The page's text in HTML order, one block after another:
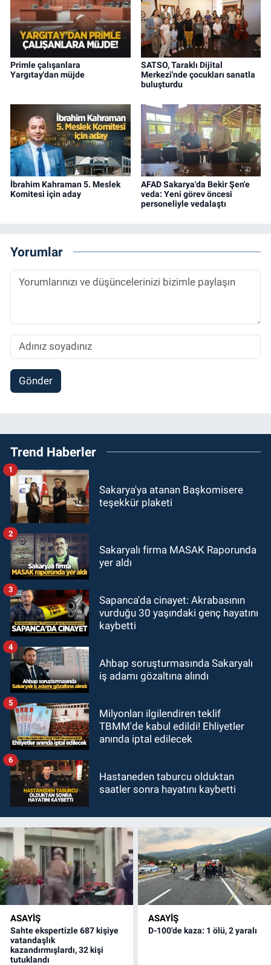
Primle çalışanlara
Yargıtay'dan müjde
SATSO, Taraklı Dijital
Merkezi'nde çocukları sanatla
buluşturdu
İbrahim Kahraman 5. Meslek
Komitesi için aday
AFAD Sakarya'da Bekir Şen'e
veda: Yeni görev öncesi
personeliyle vedalaştı
Yorumlar
Gönder
Trend Haberler
Sakarya'ya atanan Başkomisere
teşekkür plaketi
1
Sakaryalı firma MASAK Raporunda
yer aldı
2
Sapanca'da cinayet: Akrabasının
vurduğu 30 yaşındaki genç hayatını
kaybetti
3
Ahbap soruşturmasında Sakaryalı
iş adamı gözaltına alındı
4
Milyonları ilgilendiren teklif
TBMM'de kabul edildi! Ehliyetler
anında iptal edilecek
5
Hastaneden taburcu olduktan
saatler sonra hayatını kaybetti
6
ASAYİŞ
Sahte ekspertizle 687 kişiye
vatandaşlık
kazandırmışlardı, 32 kişi
tutuklandı
ASAYİŞ
D-100'de kaza: 1 ölü, 2 yaralı